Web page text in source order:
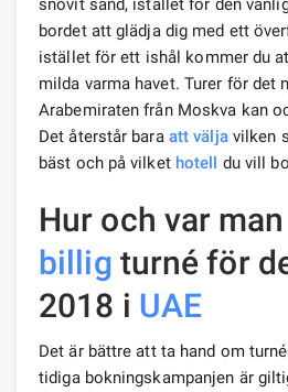
snövit sand, istället för den
bordet att glädja dig med ett
istället för ett ishål kommer du
milda varma havet. Turer för det
Arabemiraten från Moskva kan
Det återstår bara att väljavilken
bäst och på vilket hotell du vill
Hur och var
billig turné för
2018 i UAE
Det är bättre att ta hand om
tidiga bokningskampanjen är